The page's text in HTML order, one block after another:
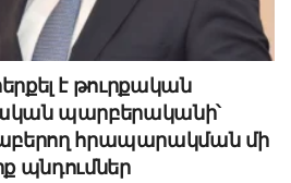
է թուրքական
պարբերականի՝
հրապարակման մի
պնդումներ